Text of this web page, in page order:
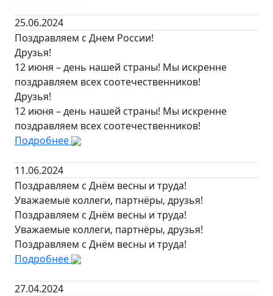
25.06.2024
Поздравляем с Днем России!
Друзья!
12 июня – день нашей страны! Мы искренне
поздравляем всех соотечественников!
Друзья!
12 июня – день нашей страны! Мы искренне
поздравляем всех соотечественников!
Подробнее
11.06.2024
Поздравляем с Днём весны и труда!
Уважаемые коллеги, партнёры, друзья!
Поздравляем с Днём весны и труда!
Уважаемые коллеги, партнёры, друзья!
Поздравляем с Днём весны и труда!
Подробнее
27.04.2024